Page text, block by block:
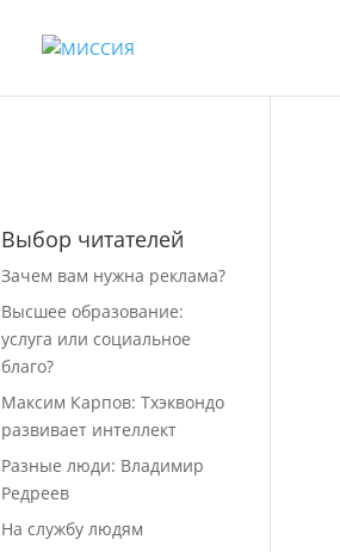
Выбор читателей
Зачем вам нужна реклама?
Высшее образование:
услуга или социальное
благо?
Максим Карпов: Тхэквондо
развивает интеллект
Разные люди: Владимир
Редреев
На службу людям